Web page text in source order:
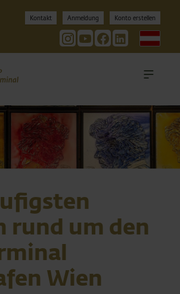
Kontakt Anmeldung Konto erstellen
rund um den
Wien